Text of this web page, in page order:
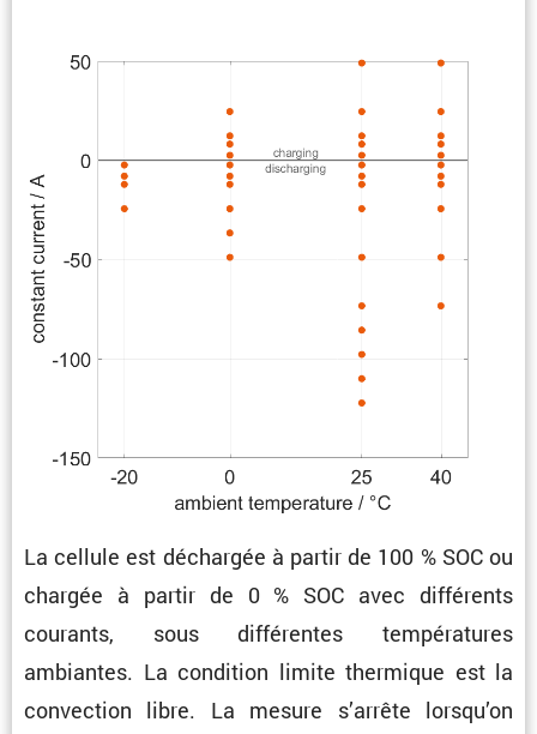
La cellule est déchargée à partir de 100 % SOC ou
chargée à partir de 0 % SOC avec diffé­rents
courants, sous diffé­rentes tempé­ra­tures
ambiantes. La condi­tion limite thermique est la
convec­tion libre. La mesure s’arrête lorsqu’on